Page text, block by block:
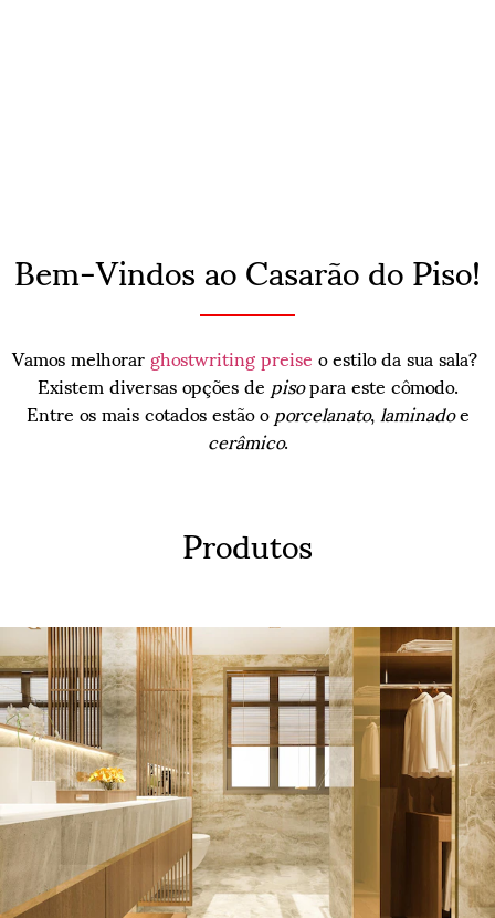
Bem-Vindos ao Casarão do Piso!
Vamos melhorarghostwriting preiseo estilo da sua sala?
Existem diversas opções depisopara este cômodo.
Entre os mais cotados estão oporcelanato,laminadoe
cerâmico.
Produtos